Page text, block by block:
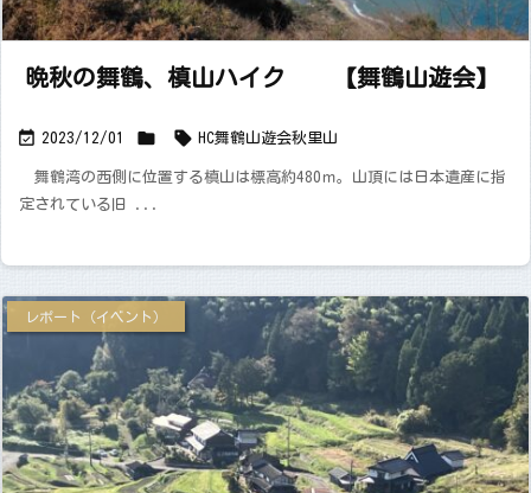
晩秋の舞鶴、槙山ハイク 【舞鶴山遊会】
 2023/12/01   HC舞鶴山遊会秋里山
舞鶴湾の西側に位置する槙山は標高約480ｍ。山頂には日本遺産に指
定されている旧 ...
レポート（イベント）